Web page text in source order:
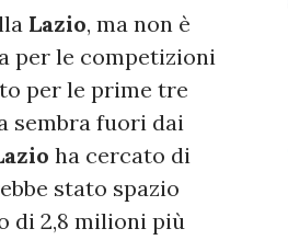
Lazio, ma non è
per le competizioni
per le prime tre
sembra fuori dai
ha cercato di
stato spazio
di 2,8 milioni più